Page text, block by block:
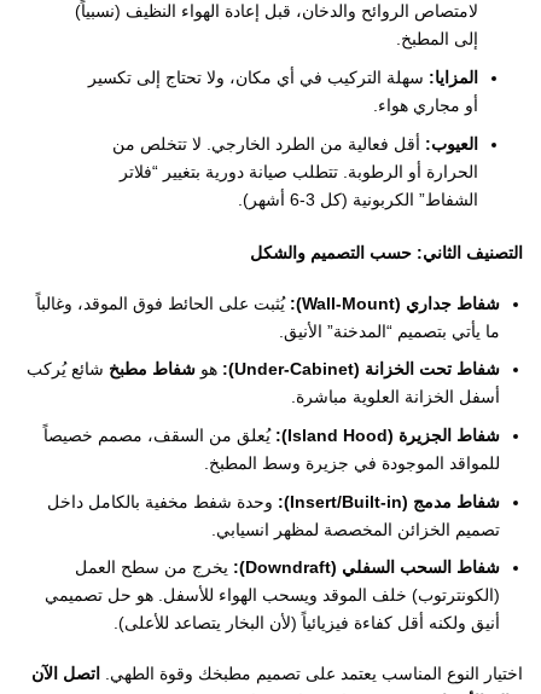
لامتصاص الروائح والدخان، قبل إعادة الهواء النظيف (نسبياً)
إلى المطبخ.
المزايا: سهلة التركيب في أي مكان، ولا تحتاج إلى تكسير
أو مجاري هواء.
العيوب: أقل فعالية من الطرد الخارجي. لا تتخلص من
الحرارة أو الرطوبة. تتطلب صيانة دورية بتغيير “فلاتر
الشفاط” الكربونية (كل 3-6 أشهر).
التصنيف الثاني: حسب التصميم والشكل
شفاط جداري (Wall-Mount):
يُثبت على الحائط فوق الموقد، وغالباً
ما يأتي بتصميم “المدخنة” الأنيق.
شفاط تحت الخزانة (Under-Cabinet):
هو شفاط مطبخ شائع يُركب
أسفل الخزانة العلوية مباشرة.
شفاط الجزيرة (Island Hood):
يُعلق من السقف، مصمم خصيصاً
للمواقد الموجودة في جزيرة وسط المطبخ.
شفاط مدمج (Insert/Built-in):
وحدة شفط مخفية بالكامل داخل
تصميم الخزائن المخصصة لمظهر انسيابي.
شفاط السحب السفلي (Downdraft):
يخرج من سطح العمل
(الكونترتوب) خلف الموقد ويسحب الهواء للأسفل. هو حل تصميمي
أنيق ولكنه أقل كفاءة فيزيائياً (لأن البخار يتصاعد للأعلى).
اختيار النوع المناسب يعتمد على تصميم مطبخك وقوة الطهي.
اتصل الآن